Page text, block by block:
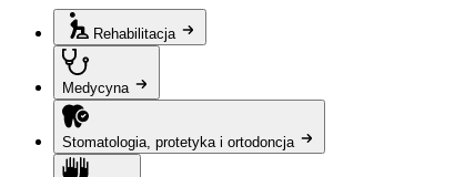
Rehabilitacja
Medycyna
Stomatologia, protetyka i ortodoncja